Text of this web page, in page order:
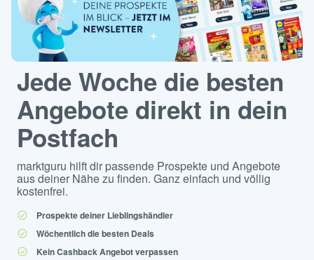
Jede Woche die besten
Angebote direkt in dein
Postfach
marktguru hilft dir passende Prospekte und Angebote
aus deiner Nähe zu finden. Ganz einfach und völlig
kostenfrei.
Prospekte deiner Lieblingshändler
Wöchentlich die besten Deals
Kein Cashback Angebot verpassen